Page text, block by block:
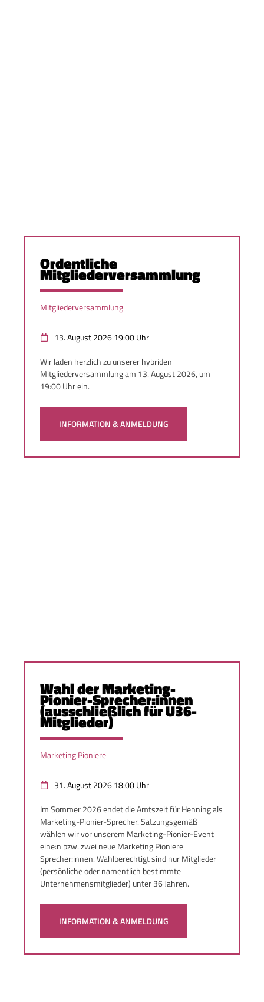
Ordentliche
Mitgliederversammlung
Mitgliederversammlung
13. August 2026 19:00 Uhr
Wir laden herzlich zu unserer hybriden
Mitgliederversammlung am 13. August 2026, um
19:00 Uhr ein.
INFORMATION & ANMELDUNG
Wahl der Marketing-
Pionier-Sprecher:innen
(ausschließlich für U36-
Mitglieder)
Marketing Pioniere
31. August 2026 18:00 Uhr
Im Sommer 2026 endet die Amtszeit für Henning als
Marketing-Pionier-Sprecher. Satzungsgemäß
wählen wir vor unserem Marketing-Pionier-Event
eine:n bzw. zwei neue Marketing Pioniere
Sprecher:innen. Wahlberechtigt sind nur Mitglieder
(persönliche oder namentlich bestimmte
Unternehmensmitglieder) unter 36 Jahren.
INFORMATION & ANMELDUNG